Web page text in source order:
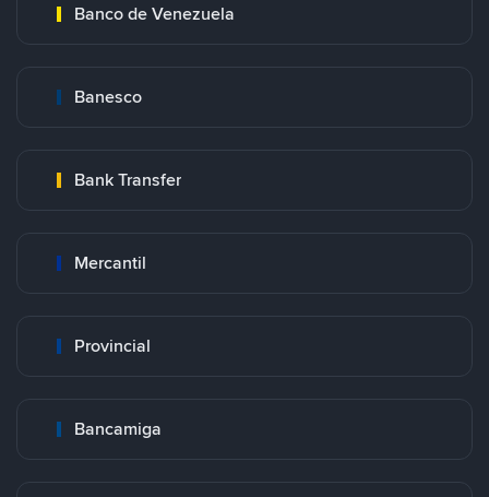
Banco de Venezuela
Banesco
Bank Transfer
Mercantil
Provincial
Bancamiga